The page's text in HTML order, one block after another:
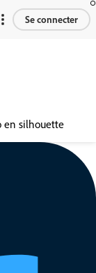
Se connecter
en silhouette